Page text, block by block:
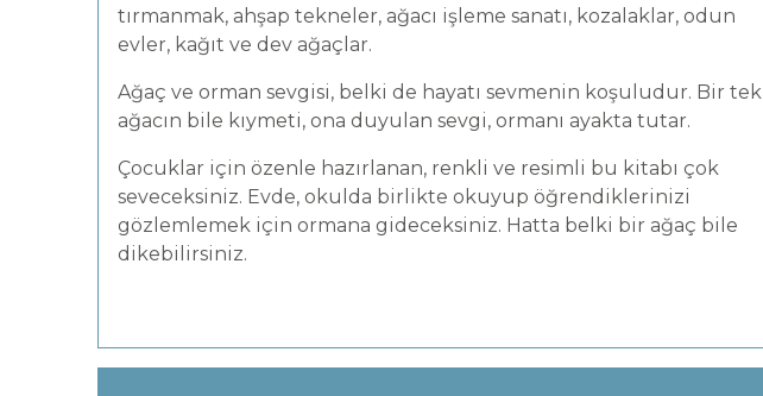
tırmanmak, ahşap tekneler, ağacı işleme sanatı, kozalaklar, odun
evler, kağıt ve dev ağaçlar.
Ağaç ve orman sevgisi, belki de hayatı sevmenin koşuludur. Bir tek
ağacın bile kıymeti, ona duyulan sevgi, ormanı ayakta tutar.
Çocuklar için özenle hazırlanan, renkli ve resimli bu kitabı çok
seveceksiniz. Evde, okulda birlikte okuyup öğrendiklerinizi
gözlemlemek için ormana gideceksiniz. Hatta belki bir ağaç bile
dikebilirsiniz.